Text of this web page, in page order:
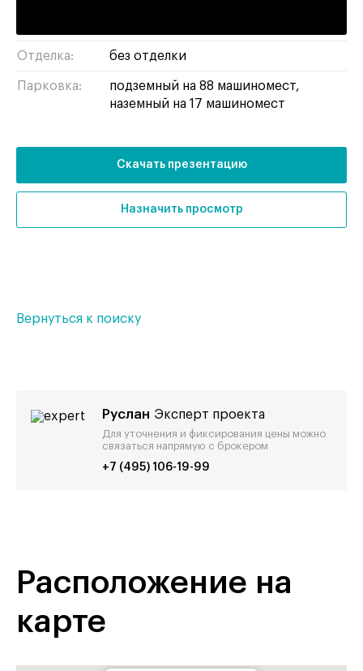
Отделка: без отделки
Парковка:
подземный на 88 машиномест,
наземный на 17 машиномест
Скачать презентацию
Назначить просмотр
Вернуться к поиску
Руслан Эксперт проекта
Для уточнения и фиксирования цены можно
связаться напрямую с брокером
+7 (495) 106-19-99
Расположение на
карте